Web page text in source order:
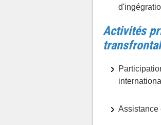
Activités
Assistance